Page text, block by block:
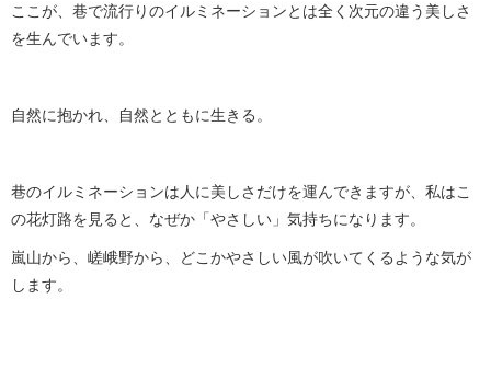
ここが、巷で流行りのイルミネーションとは全く次元の違う美しさ
を生んでいます。
自然に抱かれ、自然とともに生きる。
巷のイルミネーションは人に美しさだけを運んできますが、私はこ
の花灯路を見ると、なぜか「やさしい」気持ちになります。
嵐山から、嵯峨野から、どこかやさしい風が吹いてくるような気が
します。